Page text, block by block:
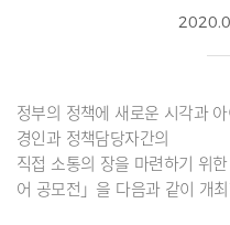
정부의 정책에 새로운 시각과
경인과 정책담당자간의
직접 소통의 장을 마련하기 위
어 공모전」을 다음과 같이 개